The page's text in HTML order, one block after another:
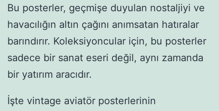
Bu posterler, geçmişe duyulan nostaljiyi ve
havacılığın altın çağını anımsatan hatıralar
barındırır. Koleksiyoncular için, bu posterler
sadece bir sanat eseri değil, aynı zamanda
bir yatırım aracıdır.
İşte vintage aviatör posterlerinin